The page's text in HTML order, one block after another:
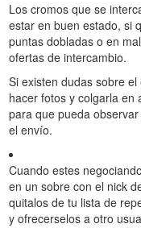
Los cromos que se
estar en buen estado, si
puntas dobladas o en
ofertas de intercambio.
Si existen dudas sobre
hacer fotos y colgarla en
para que pueda
el envío.
Cuando estes
en un sobre con el nick
quitalos de tu lista de
y ofrecerselos a otro